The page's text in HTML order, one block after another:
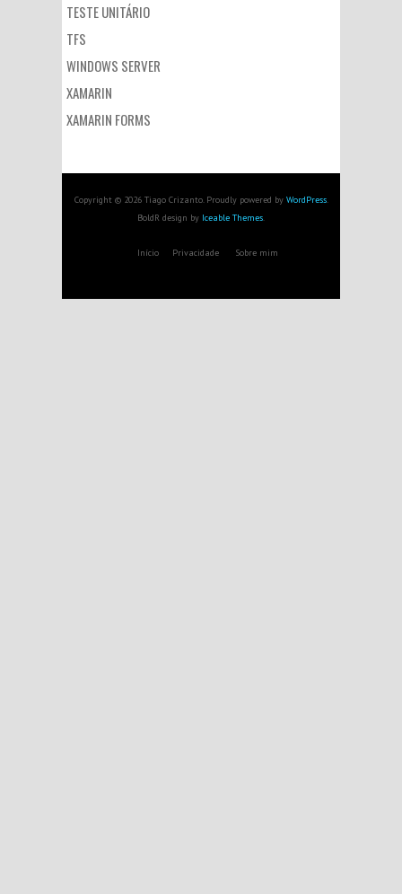
TESTE UNITÁRIO
TFS
WINDOWS SERVER
XAMARIN
XAMARIN FORMS
Copyright © 2026 Tiago Crizanto. Proudly powered by WordPress.
BoldR design by Iceable Themes.
Início Privacidade Sobre mim